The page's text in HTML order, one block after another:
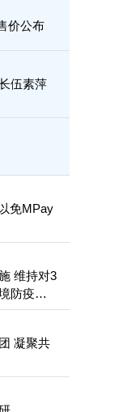
价公布
伍素萍
免MPay
维持对3
防疫措
凝聚共